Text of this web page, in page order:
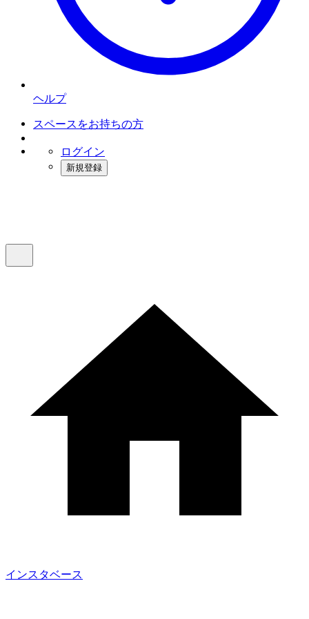
ヘルプ
スペースをお持ちの方
ログイン
新規登録
インスタベース